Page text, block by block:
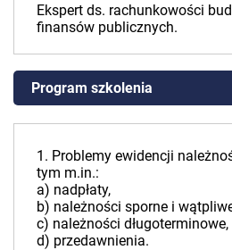
Ekspert ds. rachunkowości
finansów publicznych.
Program szkolenia
1. Problemy ewidencji
tym m.in.:
a) nadpłaty,
b) należności sporne i
c) należności długoterminowe,
d) przedawnienia.